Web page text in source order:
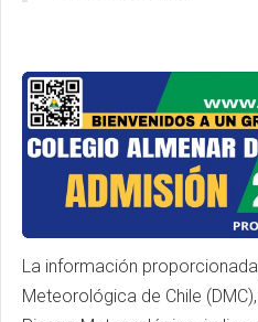
La información
Meteorológica de Chile